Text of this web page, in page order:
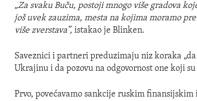
„Za svaku Buču, postoji mnogo više gradova
još uvek zauzima, mesta na kojima moramo
više zverstava”, istakao je Blinken.
Saveznici i partneri preduzimaju niz koraka
Ukrajinu i da pozovu na odgovornost one koji su
Prvo, povećavamo sankcije ruskim